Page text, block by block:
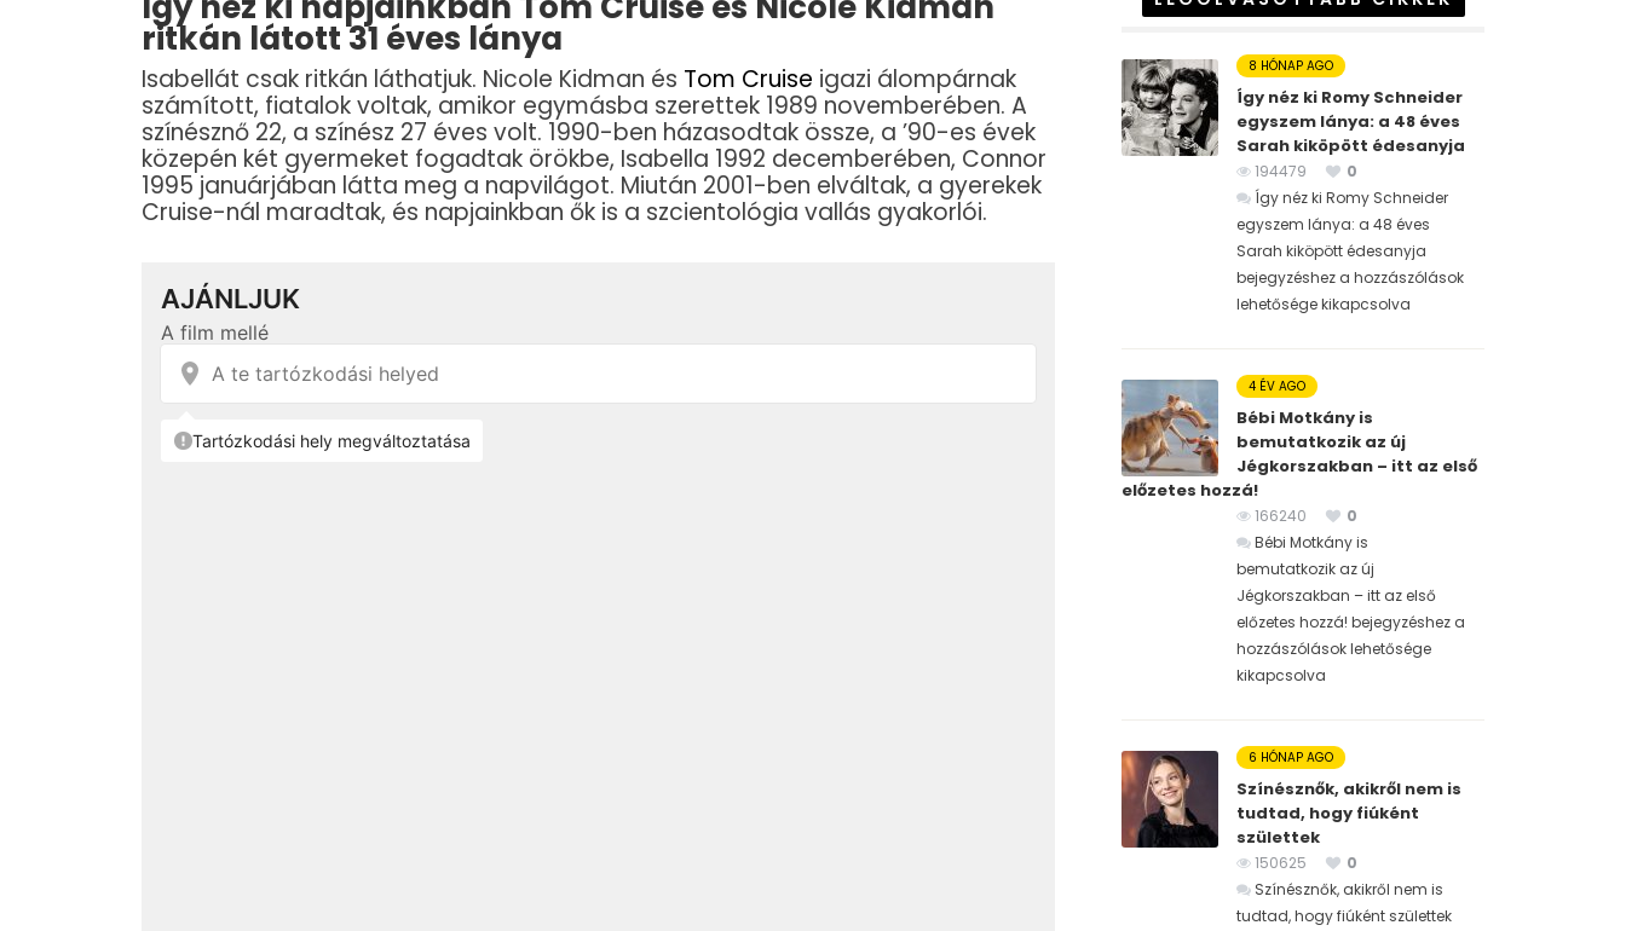
ritkán látott 31 éves lánya
Isabellát csak ritkán láthatjuk. Nicole Kidman és Tom Cruise igazi álompárnak
számított, fiatalok voltak, amikor egymásba szerettek 1989 novemberében. A
színésznő 22, a színész 27 éves volt. 1990-ben házasodtak össze, a ’90-es évek
közepén két gyermeket fogadtak örökbe, Isabella 1992 decemberében, Connor
1995 januárjában látta meg a napvilágot. Miután 2001-ben elváltak, a gyerekek
Cruise-nál maradtak, és napjainkban ők is a szcientológia vallás gyakorlói.
8 HÓNAP AGO
Így néz ki Romy Schneider
egyszem lánya: a 48 éves
Sarah kiköpött édesanyja
194479
0
Így néz ki Romy Schneider
egyszem lánya: a 48 éves
Sarah kiköpött édesanyja
bejegyzéshez a hozzászólások
lehetősége kikapcsolva
4 ÉV AGO
Bébi Motkány is
bemutatkozik az új
Jégkorszakban – itt az első
előzetes hozzá!
166240
0
Bébi Motkány is
bemutatkozik az új
Jégkorszakban – itt az első
előzetes hozzá! bejegyzéshez a
hozzászólások lehetősége
kikapcsolva
6 HÓNAP AGO
Színésznők, akikről nem is
tudtad, hogy fiúként
születtek
150625
0
Színésznők, akikről nem is
tudtad, hogy fiúként születtek